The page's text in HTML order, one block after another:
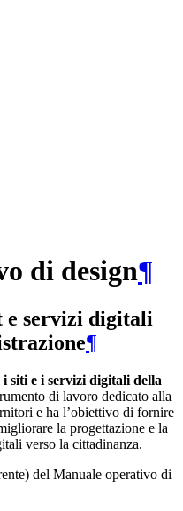
di design¶
e servizi digitali
¶
siti e i servizi digitali della
di lavoro dedicato alla
e ha l’obiettivo di fornire
la progettazione e la
verso la cittadinanza.
del Manuale operativo di